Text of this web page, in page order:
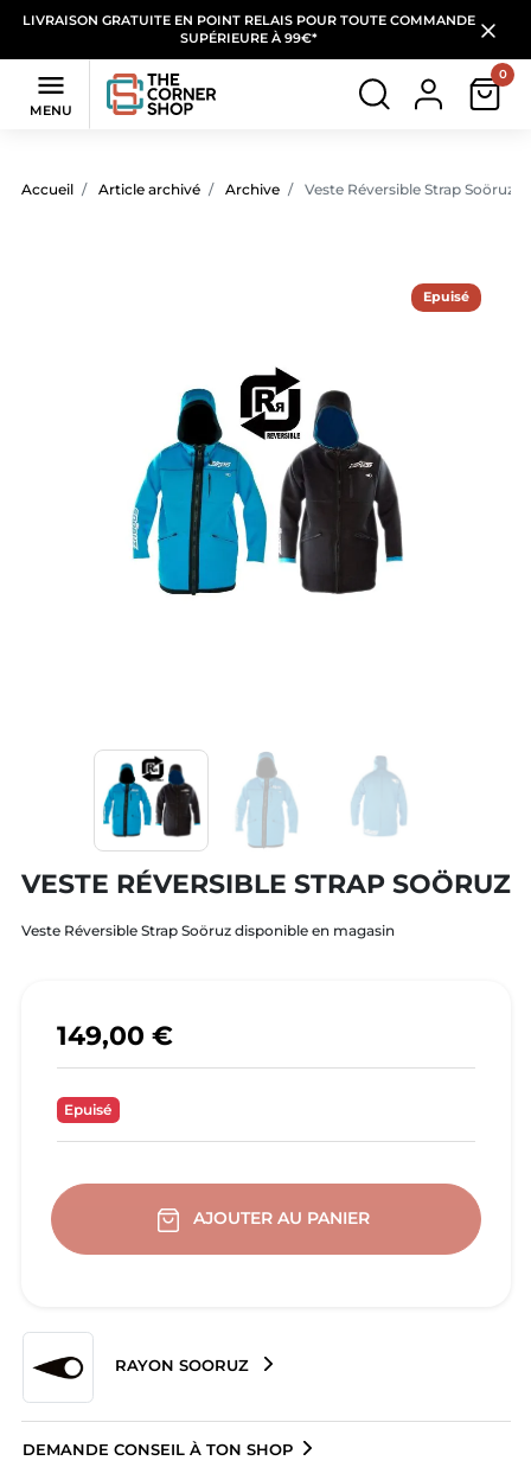
LIVRAISON GRATUITE EN POINT RELAIS POUR TOUTE COMMANDE
SUPÉRIEURE À 99€*

MENU
0
Accueil Article archivé Archive Veste Réversible Strap Soöruz
Epuisé
VESTE RÉVERSIBLE STRAP SOÖRUZ
Veste Réversible Strap Soöruz disponible en magasin
149,00 €
Epuisé
AJOUTER AU PANIER
RAYON SOORUZ
DEMANDE CONSEIL À TON SHOP